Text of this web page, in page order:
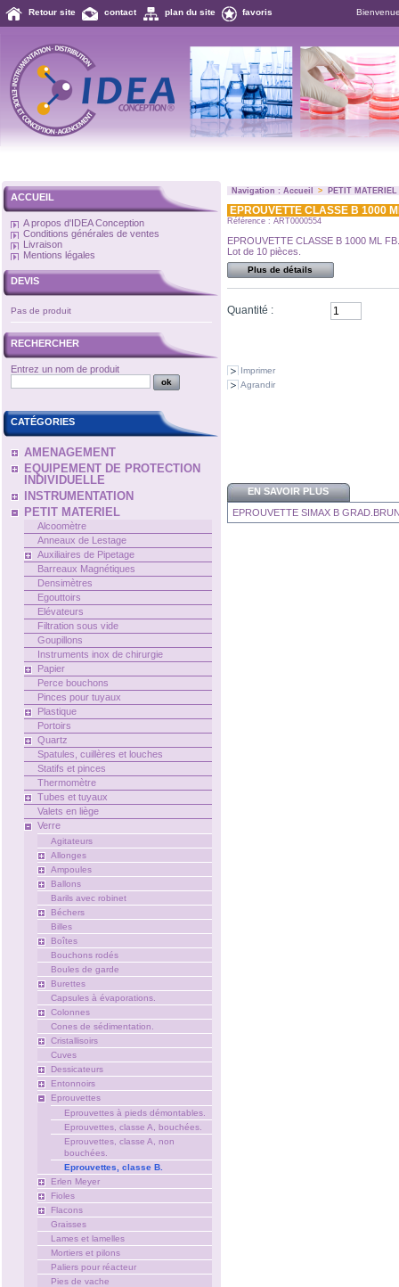
Retour site contact plan du site favoris
ACCUEIL
A propos d'IDEA Conception
Conditions générales de ventes
Livraison
Mentions légales
DEVIS
Pas de produit
RECHERCHER
Entrez un nom de produit
CATÉGORIES
AMENAGEMENT
EQUIPEMENT DE PROTECTION
INDIVIDUELLE
INSTRUMENTATION
PETIT MATERIEL
Alcoomètre
Anneaux de Lestage
Auxiliaires de Pipetage
Barreaux Magnétiques
Densimètres
Egouttoirs
Elévateurs
Filtration sous vide
Goupillons
Instruments inox de chirurgie
Papier
Perce bouchons
Pinces pour tuyaux
Plastique
Portoirs
Quartz
Spatules, cuillères et louches
Statifs et pinces
Thermomètre
Tubes et tuyaux
Valets en liège
Verre
Agitateurs
Allonges
Ampoules
Ballons
Barils avec robinet
Béchers
Billes
Boîtes
Bouchons rodés
Boules de garde
Burettes
Capsules à évaporations.
Colonnes
Cones de sédimentation.
Cristallisoirs
Cuves
Dessicateurs
Entonnoirs
Eprouvettes
Eprouvettes à pieds démontables.
Eprouvettes, classe A, bouchées.
Eprouvettes, classe A, non
bouchées.
Eprouvettes, classe B.
Erlen Meyer
Fioles
Flacons
Graisses
Lames et lamelles
Mortiers et pilons
Paliers pour réacteur
Pies de vache
Navigation : Accueil > PETIT MATERIEL
EPROUVETTE CLASSE B 1000
Référence : ART0000554
EPROUVETTE CLASSE B 1000 ML FB.
Lot de 10 pièces.
Plus de détails
Quantité :
Imprimer
Agrandir
EN SAVOIR PLUS
EPROUVETTE SIMAX B